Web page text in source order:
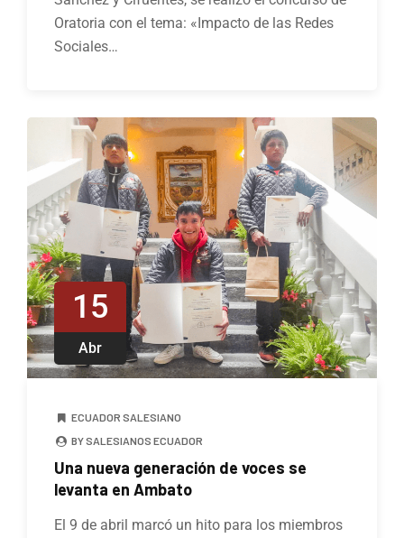
Oratoria con el tema: «Impacto de las Redes
Sociales…
15
Abr
ECUADOR SALESIANO
BY SALESIANOS ECUADOR
Una nueva generación de voces se
levanta en Ambato
El 9 de abril marcó un hito para los miembros